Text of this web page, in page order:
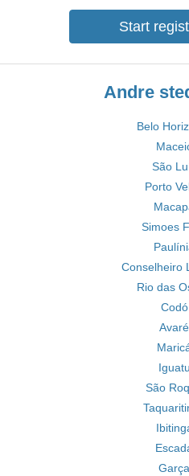
Start
Andre
Belo
São
Porto
Simoes
Conselheiro
Rio das
Codó
Avaré
Iguatu
São
Garça